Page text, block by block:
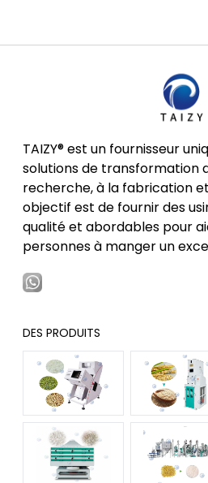
TAIZY® est un fournisseur
solutions de transformation
recherche, à la fabrication
objectif est de fournir des
qualité et abordables pour
personnes à manger un
DES PRODUITS